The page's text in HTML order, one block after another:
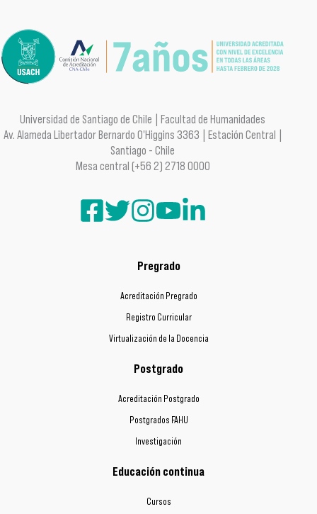
Universidad de Santiago de Chile | Facultad de Humanidades
Av. Alameda Libertador Bernardo O'Higgins 3363 | Estación Central |
Santiago - Chile
Mesa central (+56 2) 2718 0000
Pregrado
Acreditación Pregrado
Registro Curricular
Virtualización de la Docencia
Postgrado
Acreditación Postgrado
Postgrados FAHU
Investigación
Educación continua
Cursos